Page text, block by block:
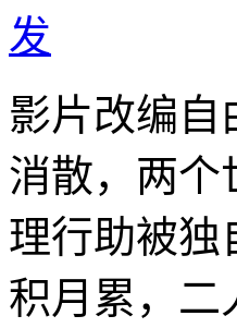
发
影片改编自
消散，两个
理行助被独
积月累，二